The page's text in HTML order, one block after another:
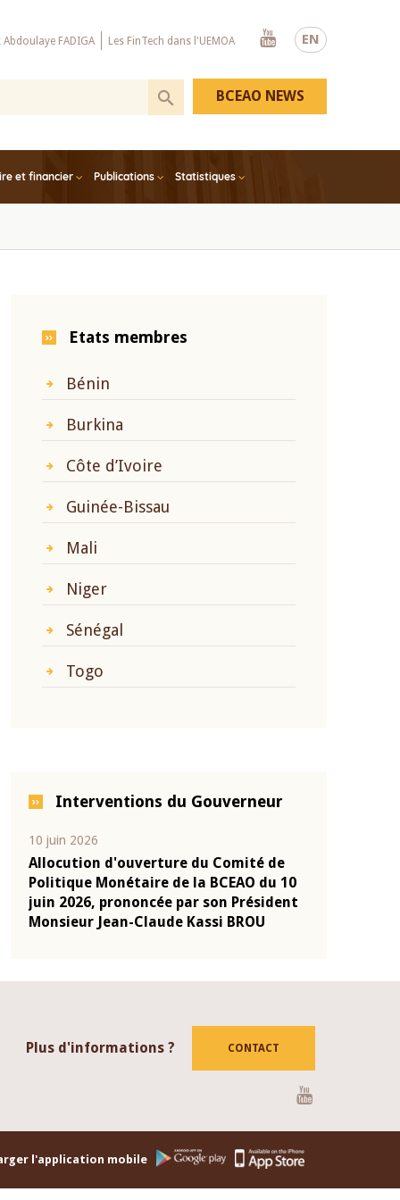
EN
Abdoulaye FADIGA Les FinTech dans l'UEMOA
Youtube
et financier Publications Statistiques
BCEAO NEWS
Etats membres
Bénin
Burkina
Côte d’Ivoire
Guinée-Bissau
Mali
Niger
Sénégal
Togo
Interventions du Gouverneur
10
04 mars 2026
Allocution d'ouverture du Comité de
Politique Monétaire de la BCEAO du 4
mars 2026, prononcée par son Président
Monsieur Jean-Claude Kassi BROU
Plus d'informations ? CONTACT
l'application mobile